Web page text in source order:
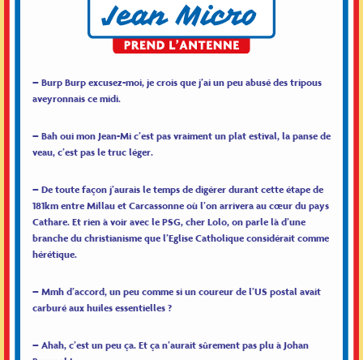
– Burp Burp excusez-moi, je crois que j’ai un peu abusé des tripous
aveyronnais ce midi.
– Bah oui mon Jean-Mi c’est pas vraiment un plat estival, la panse de
veau, c’est pas le truc léger.
– De toute façon j’aurais le temps de digérer durant cette étape de
181km entre Millau et Carcassonne où l’on arrivera au cœur du pays
Cathare. Et rien à voir avec le PSG, cher Lolo, on parle là d’une
branche du christianisme que l’Eglise Catholique considérait comme
hérétique.
– Mmh d’accord, un peu comme si un coureur de l’US postal avait
carburé aux huiles essentielles ?
– Ahah, c’est un peu ça. Et ça n’aurait sûrement pas plu à Johan